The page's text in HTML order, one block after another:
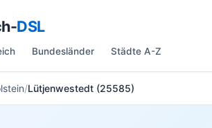
DSL
Bundesländer Städte A-Z
Lütjenwestedt (25585)